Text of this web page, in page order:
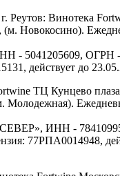
Реутов: Винотека
Новокосино).
- 5041205609, ОГРН -
действует до
ТЦ Кунцево
Молодежная).
ИНН -
77РПА0014948,